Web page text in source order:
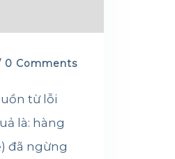
0 Comments
từ lỗi
là: hàng
đã ngừng